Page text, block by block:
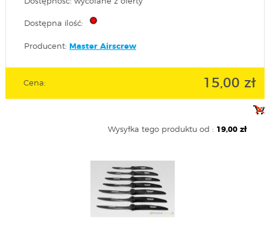
Dostępna ilość:
Producent: Master Airscrew
Cena: 15,00 zł
Wysyłka tego produktu od : 19,00 zł